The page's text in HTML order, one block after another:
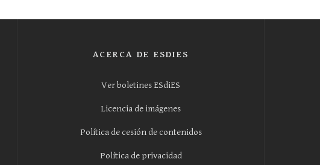
ACERCA DE ESDIES
Ver boletines ESdiES
Licencia de imágenes
Política de cesión de contenidos
Política de privacidad